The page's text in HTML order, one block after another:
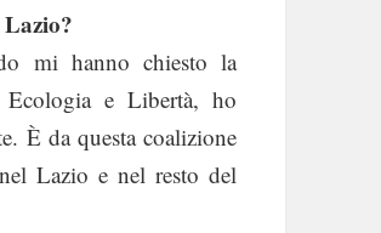
mi hanno chiesto la
e Libertà, ho
È da questa coalizione
Lazio e nel resto del